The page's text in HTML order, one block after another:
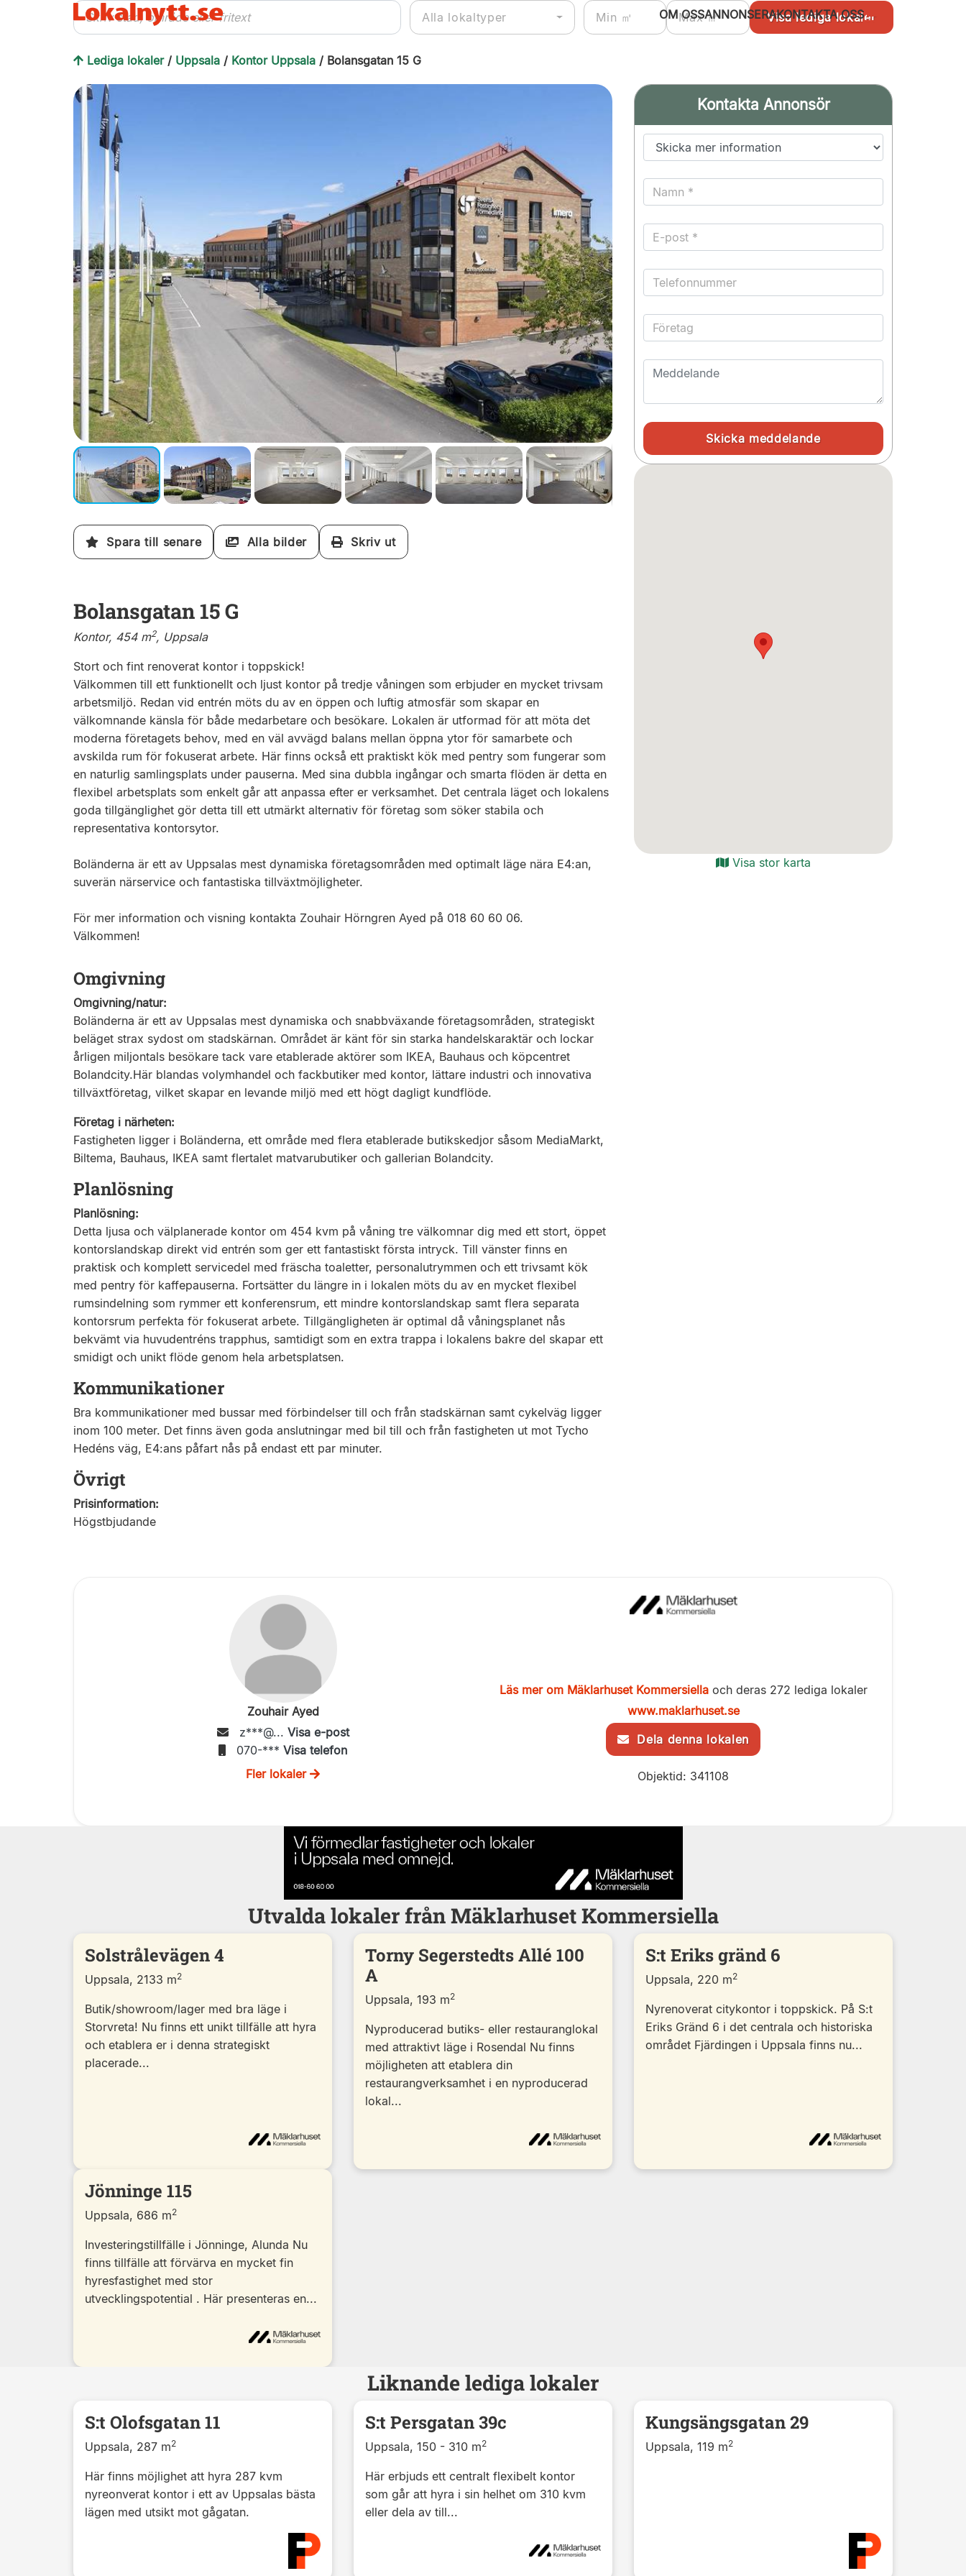
OM OSSANNONSERAKONTAKTA OSS
Alla lokaltyper
Lediga lokaler / Uppsala / Kontor Uppsala / Bolansgatan 15 G
Spara till senare Alla bilder Skriv ut
Bolansgatan 15 G
Kontor, 454 m2, Uppsala
Stort och fint renoverat kontor i toppskick!
Välkommen till ett funktionellt och ljust kontor på tredje våningen som erbjuder en mycket trivsam
arbetsmiljö. Redan vid entrén möts du av en öppen och luftig atmosfär som skapar en
välkomnande känsla för både medarbetare och besökare. Lokalen är utformad för att möta det
moderna företagets behov, med en väl avvägd balans mellan öppna ytor för samarbete och
avskilda rum för fokuserat arbete. Här finns också ett praktiskt kök med pentry som fungerar som
en naturlig samlingsplats under pauserna. Med sina dubbla ingångar och smarta flöden är detta en
flexibel arbetsplats som enkelt går att anpassa efter er verksamhet. Det centrala läget och lokalens
goda tillgänglighet gör detta till ett utmärkt alternativ för företag som söker stabila och
representativa kontorsytor.
Boländerna är ett av Uppsalas mest dynamiska företagsområden med optimalt läge nära E4:an,
suverän närservice och fantastiska tillväxtmöjligheter.
För mer information och visning kontakta Zouhair Hörngren Ayed på 018 60 60 06.
Välkommen!
Omgivning
Omgivning/natur:
Boländerna är ett av Uppsalas mest dynamiska och snabbväxande företagsområden, strategiskt
beläget strax sydost om stadskärnan. Området är känt för sin starka handelskaraktär och lockar
årligen miljontals besökare tack vare etablerade aktörer som IKEA, Bauhaus och köpcentret
Bolandcity.Här blandas volymhandel och fackbutiker med kontor, lättare industri och innovativa
tillväxtföretag, vilket skapar en levande miljö med ett högt dagligt kundflöde.
Företag i närheten:
Fastigheten ligger i Boländerna, ett område med flera etablerade butikskedjor såsom MediaMarkt,
Biltema, Bauhaus, IKEA samt flertalet matvarubutiker och gallerian Bolandcity.
Planlösning
Planlösning:
Detta ljusa och välplanerade kontor om 454 kvm på våning tre välkomnar dig med ett stort, öppet
kontorslandskap direkt vid entrén som ger ett fantastiskt första intryck. Till vänster finns en
praktisk och komplett servicedel med fräscha toaletter, personalutrymmen och ett trivsamt kök
med pentry för kaffepauserna. Fortsätter du längre in i lokalen möts du av en mycket flexibel
rumsindelning som rymmer ett konferensrum, ett mindre kontorslandskap samt flera separata
kontorsrum perfekta för fokuserat arbete. Tillgängligheten är optimal då våningsplanet nås
bekvämt via huvudentréns trapphus, samtidigt som en extra trappa i lokalens bakre del skapar ett
smidigt och unikt flöde genom hela arbetsplatsen.
Kommunikationer
Bra kommunikationer med bussar med förbindelser till och från stadskärnan samt cykelväg ligger
inom 100 meter. Det finns även goda anslutningar med bil till och från fastigheten ut mot Tycho
Hedéns väg, E4:ans påfart nås på endast ett par minuter.
Övrigt
Prisinformation:
Högstbjudande
Kontakta Annonsör
Visa stor karta
Zouhair Ayed
z***@... Visa e-post
070-*** Visa telefon
Fler lokaler
Läs mer om Mäklarhuset Kommersiellaoch deras 272 lediga lokaler
www.maklarhuset.se
Dela denna lokalen
Objektid: 341108
Utvalda lokaler från Mäklarhuset Kommersiella
Solstrålevägen 4
Uppsala, 2133 m2
Butik/showroom/lager med bra läge i
Storvreta! Nu finns ett unikt tillfälle att hyra
och etablera er i denna strategiskt
placerade...
Torny Segerstedts Allé 100
A
Uppsala, 193 m2
Nyproducerad butiks- eller restauranglokal
med attraktivt läge i Rosendal Nu finns
möjligheten att etablera din
restaurangverksamhet i en nyproducerad
lokal...
S:t Eriks gränd 6
Uppsala, 220 m2
Nyrenoverat citykontor i toppskick. På S:t
Eriks Gränd 6 i det centrala och historiska
området Fjärdingen i Uppsala finns nu...
Jönninge 115
Uppsala, 686 m2
Investeringstillfälle i Jönninge, Alunda Nu
finns tillfälle att förvärva en mycket fin
hyresfastighet med stor
utvecklingspotential . Här presenteras en...
Liknande lediga lokaler
S:t Olofsgatan 11
Uppsala, 287 m2
Här finns möjlighet att hyra 287 kvm
nyreonverat kontor i ett av Uppsalas bästa
lägen med utsikt mot gågatan.
S:t Persgatan 39c
Uppsala, 150 - 310 m2
Här erbjuds ett centralt flexibelt kontor
som går att hyra i sin helhet om 310 kvm
eller dela av till...
Kungsängsgatan 29
Uppsala, 119 m2